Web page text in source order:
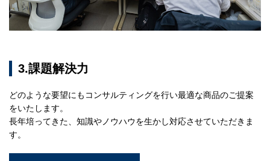
3.課題解決力
どのような要望にもコンサルティングを行い最適な商品のご提案
をいたします。
長年培ってきた、知識やノウハウを生かし対応させていただきま
す。